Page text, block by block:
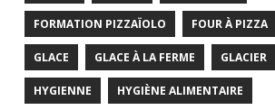
FORMATION PIZZAÏOLO FOUR À PIZZA
GLACE GLACE À LA FERME GLACIER
HYGIENNE HYGIÈNE ALIMENTAIRE